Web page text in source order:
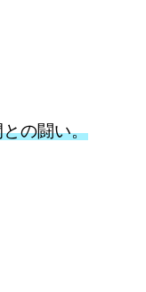
の闘い。